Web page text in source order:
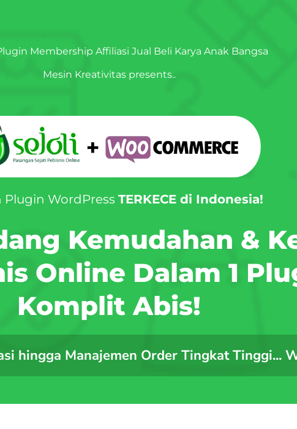
Membership Affiliasi Jual Beli Karya Anak Bangsa
Mesin Kreativitas presents..
Plugin WordPress TERKECE di Indonesia!
Kemudahan &
Online Dalam 1
Komplit Abis!
hingga Manajemen Order Tingkat Tinggi...